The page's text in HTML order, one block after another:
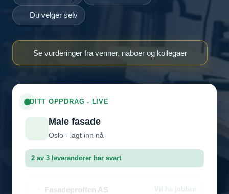
Du velger selv
Se vurderinger fra venner, naboer og kollegaer
DITT OPPDRAG - LIVE
Male fasade
Oslo - lagt inn nå
2 av 3 leverandører har svart
Fasadeproffen AS Vil ha jobben